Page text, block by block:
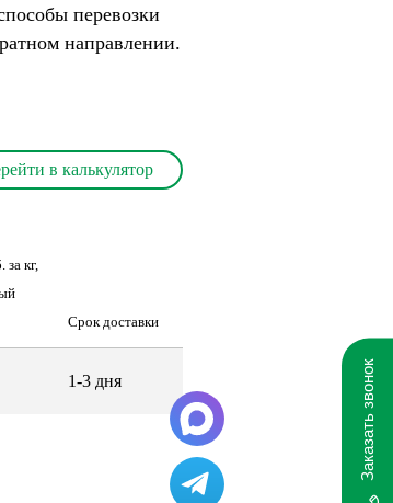
Заказать звонок
перевозки
направлении.
в калькулятор
за кг,
Срок доставки
1-3 дня